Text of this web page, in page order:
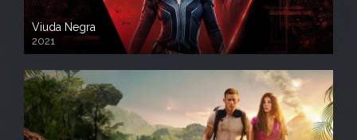
Viuda Negra
2021